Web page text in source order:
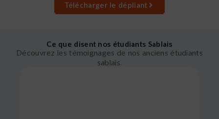
Télécharger le dépliant
Ce que disent nos étudiants Sablais
Découvrez les témoignages de nos anciens étudiants
sablais.